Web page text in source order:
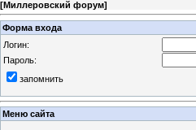
[Миллеровский форум]
Форма входа
Логин:
Пароль:
запомнить
Меню сайта